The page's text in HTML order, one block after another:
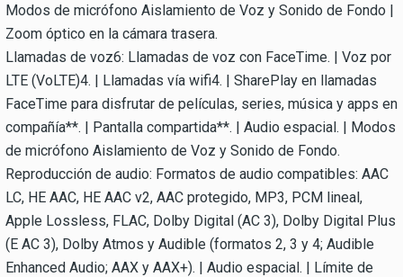
Modos de micrófono Aislamiento de Voz y Sonido de Fondo |
Zoom óptico en la cámara trasera.
Llamadas de voz6: Llamadas de voz con FaceTime. | Voz por
LTE (VoLTE)4. | Llamadas vía wifi4. | SharePlay en llamadas
FaceTime para disfrutar de películas, series, música y apps en
compañía**. | Pantalla compartida**. | Audio espacial. | Modos
de micrófono Aislamiento de Voz y Sonido de Fondo.
Reproducción de audio: Formatos de audio compatibles: AAC
LC, HE AAC, HE AAC v2, AAC protegido, MP3, PCM lineal,
Apple Lossless, FLAC, Dolby Digital (AC 3), Dolby Digital Plus
(E AC 3), Dolby Atmos y Audible (formatos 2, 3 y 4; Audible
Enhanced Audio; AAX y AAX+). | Audio espacial. | Límite de